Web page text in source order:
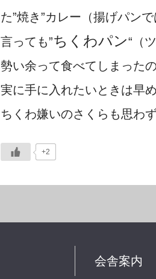
た”焼き”カレー（揚げパン
言っても”ちくわパン“（
勢い余って食べてしまった
実に手に入れたいときは早
ちくわ嫌いのさくらも思わ
+2
会舎案内